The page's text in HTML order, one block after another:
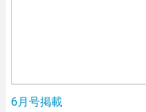
6月号掲載